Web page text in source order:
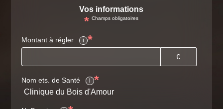
Vos informations
* Champs obligatoires
Montant à régler i *
€
Nom ets. de Santé i *
Clinique du Bois d'Amour